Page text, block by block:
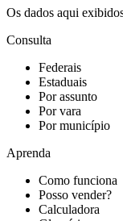
Os dados aqui
Consulta
Federais
Estaduais
Por assunto
Por vara
Por município
Aprenda
Como funciona
Posso vender?
Calculadora